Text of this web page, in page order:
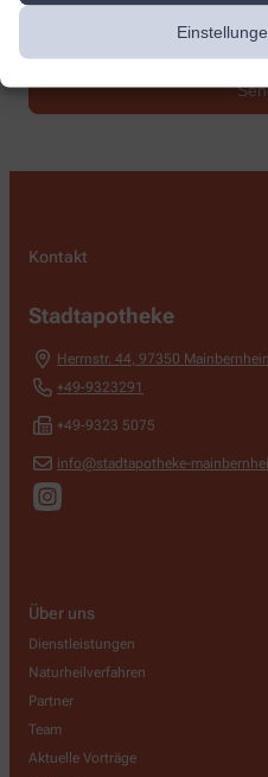
Kontakt
Stadtapotheke
Herrnstr. 44, 97350
+49-9323291
+49-9323 5075
info@stadtapotheke-
Über uns
Dienstleistungen
Naturheilverfahren
Partner
Team
Aktuelle Vorträge